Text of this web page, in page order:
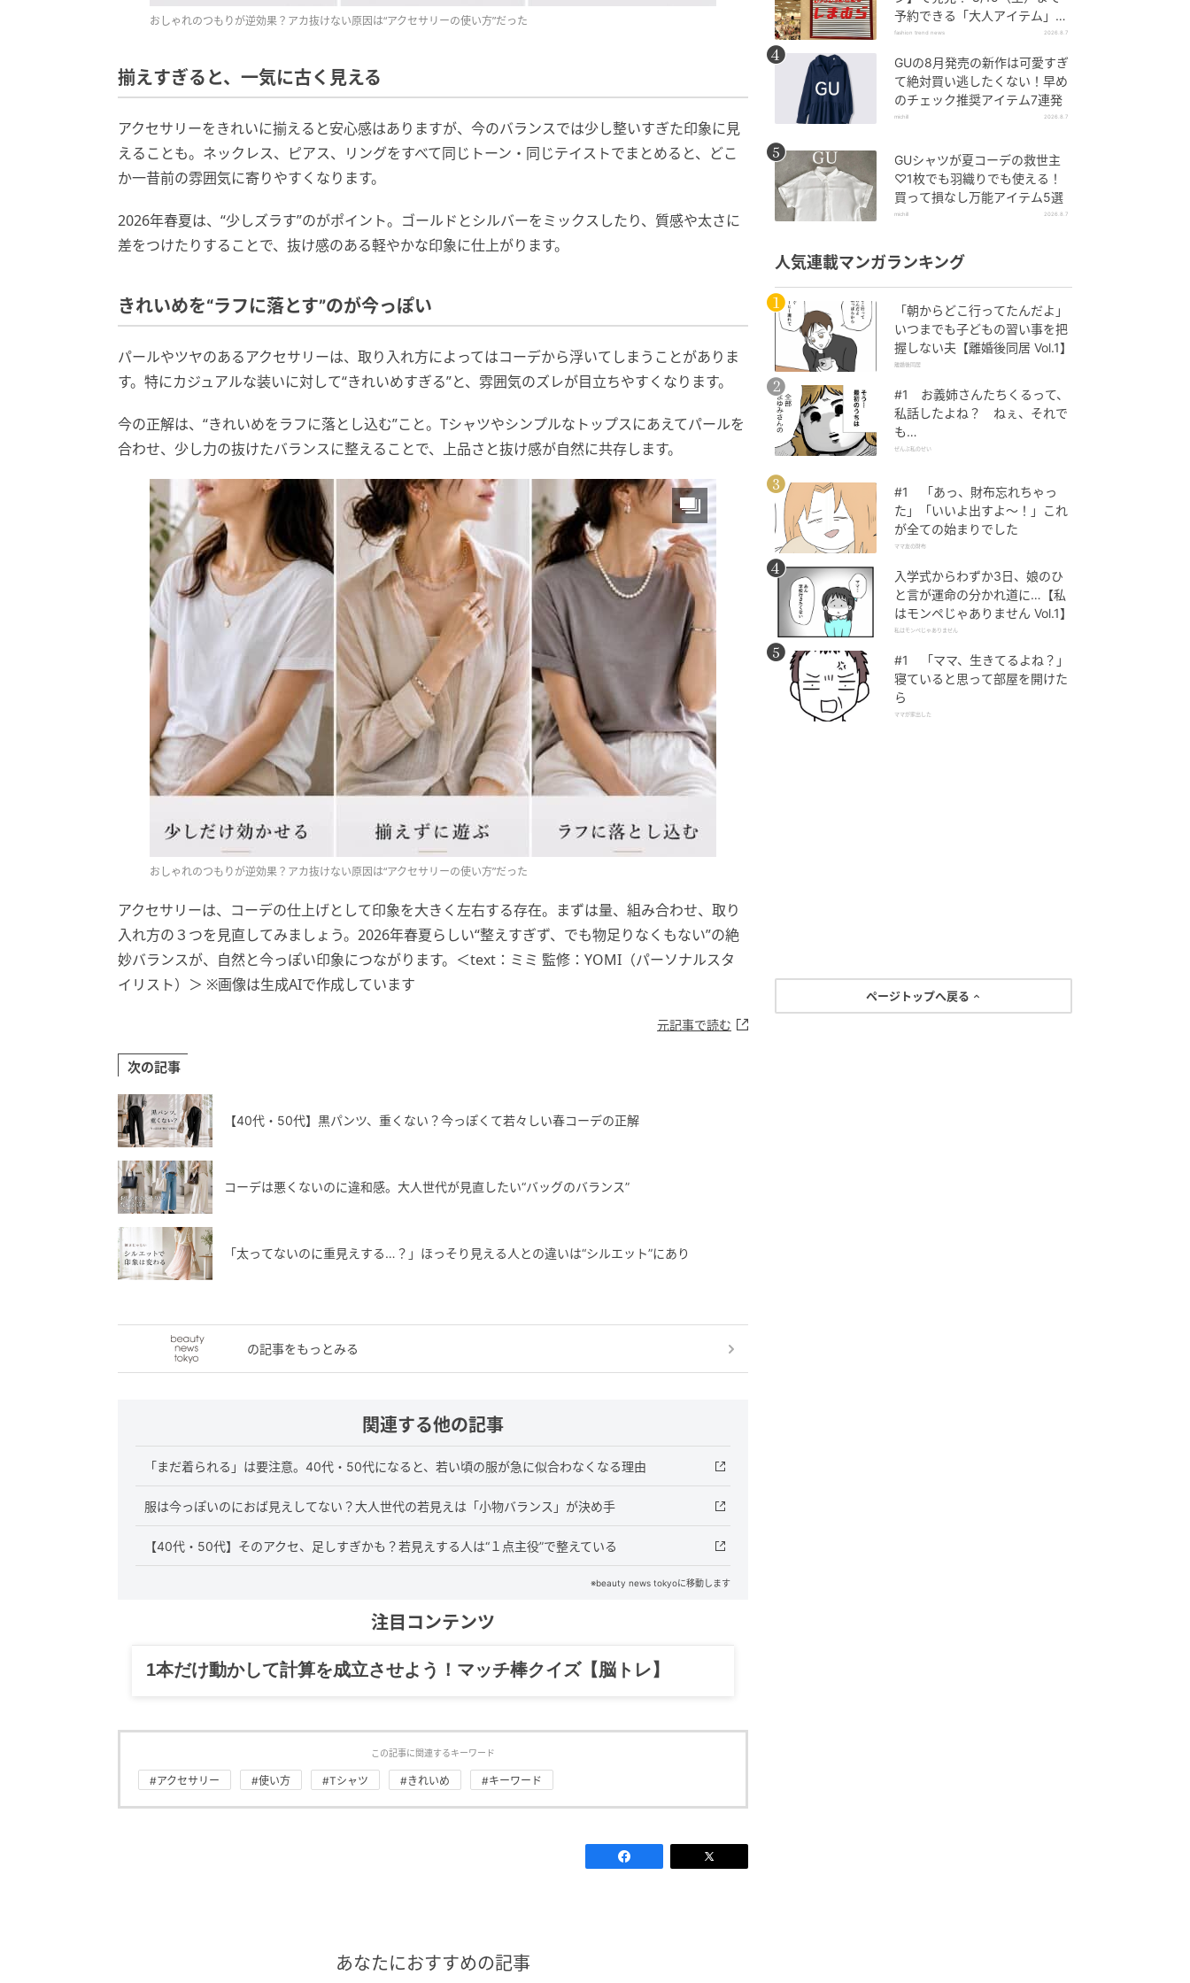
おしゃれのつもりが逆効果？アカ抜けない原因は“アクセサリーの使い方”だった
揃えすぎると、一気に古く見える
アクセサリーをきれいに揃えると安心感はありますが、今のバランスでは少し整いすぎた印象に見
えることも。ネックレス、ピアス、リングをすべて同じトーン・同じテイストでまとめると、どこ
か一昔前の雰囲気に寄りやすくなります。
2026年春夏は、“少しズラす”のがポイント。ゴールドとシルバーをミックスしたり、質感や太さに
差をつけたりすることで、抜け感のある軽やかな印象に仕上がります。
きれいめを“ラフに落とす”のが今っぽい
パールやツヤのあるアクセサリーは、取り入れ方によってはコーデから浮いてしまうことがありま
す。特にカジュアルな装いに対して“きれいめすぎる”と、雰囲気のズレが目立ちやすくなります。
今の正解は、“きれいめをラフに落とし込む”こと。Tシャツやシンプルなトップスにあえてパールを
合わせ、少し力の抜けたバランスに整えることで、上品さと抜け感が自然に共存します。
おしゃれのつもりが逆効果？アカ抜けない原因は“アクセサリーの使い方”だった
アクセサリーは、コーデの仕上げとして印象を大きく左右する存在。まずは量、組み合わせ、取り
入れ方の３つを見直してみましょう。2026年春夏らしい“整えすぎず、でも物足りなくもない”の絶
妙バランスが、自然と今っぽい印象につながります。＜text：ミミ 監修：YOMI（パーソナルスタ
イリスト）＞ ※画像は生成AIで作成しています
元記事で読む
次の記事
【40代・50代】黒パンツ、重くない？今っぽくて若々しい春コーデの正解
コーデは悪くないのに違和感。大人世代が見直したい“バッグのバランス”
「太ってないのに重見えする…？」ほっそり見える人との違いは“シルエット”にあり
の記事をもっとみる
関連する他の記事
「まだ着られる」は要注意。40代・50代になると、若い頃の服が急に似合わなくなる理由
服は今っぽいのにおば見えしてない？大人世代の若見えは「小物バランス」が決め手
【40代・50代】そのアクセ、足しすぎかも？若見えする人は“１点主役”で整えている
※beauty news tokyoに移動します
注目コンテンツ
1本だけ動かして計算を成立させよう！マッチ棒クイズ【脳トレ】
この記事に関連するキーワード
#アクセサリー #使い方 #Tシャツ #きれいめ #キーワード
あなたにおすすめの記事
予約できる「大人アイテム」っ
て？
fashion trend news 2026.8.7
GUの8月発売の新作は可愛すぎ
て絶対買い逃したくない！早め
のチェック推奨アイテム7連発
michill 2026.8.7
GUシャツが夏コーデの救世主
♡1枚でも羽織りでも使える！
買って損なし万能アイテム5選
michill 2026.8.7
人気連載マンガランキング
「朝からどこ行ってたんだよ」
いつまでも子どもの習い事を把
握しない夫【離婚後同居 Vol.1】
離婚後同居
#1 お義姉さんたちくるって、
私話したよね？ ねぇ、それで
も…
ぜんぶ私のせい
#1 「あっ、財布忘れちゃっ
た」「いいよ出すよ〜！」これ
が全ての始まりでした
ママ友の財布
入学式からわずか3日、娘のひ
と言が運命の分かれ道に…【私
はモンペじゃありません Vol.1】
私はモンペじゃありません
#1 「ママ、生きてるよね？」
寝ていると思って部屋を開けた
ら
ママが家出した
ページトップへ戻る